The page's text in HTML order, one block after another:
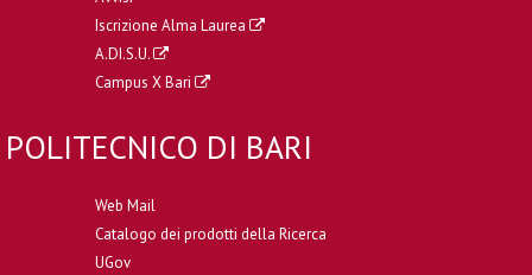
Iscrizione Alma Laurea
A.DI.S.U.
Campus X Bari
POLITECNICO DI BARI
Web Mail
Catalogo dei prodotti della Ricerca
UGov